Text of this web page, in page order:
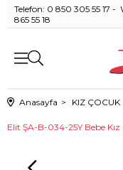
Telefon: 0 850 305 55 17 -
865 55 18
Anasayfa KIZ ÇOCUK
Elit ŞA-B-034-25Y Bebe